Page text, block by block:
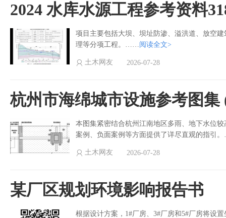
2024 水库水源工程参考资料
项目主要包括大坝、坝址防渗、溢洪道、放空
理等分项工程。……阅读全文>
土木网友 2026-07-28
杭州市海绵城市设施参考图集
本图集紧密结合杭州江南地区多雨、地下水位
案例、负面案例等方面提供了详尽直观的指引
土木网友 2026-07-28
某厂区规划环境影响报告书
根据设计方案，1#厂房、3#厂房和5#厂房将设